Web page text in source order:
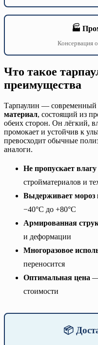
🏭
Консервация
Что такое
преимущества
Тарпаулин — современный
материал, состоящий из
обеих сторон. Он лёгкий,
промокает и устойчив к
превосходит обычные
аналоги.
Не пропускает влагу
стройматериалов и
Выдерживает мороз
−40°C до +80°C
Армированная
и деформации
Многоразовое
переносится
Оптимальная цена —
стоимости
📦